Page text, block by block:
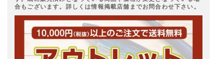
合もございます。詳しくは情報掲載店舗までお問合わせ下さい。